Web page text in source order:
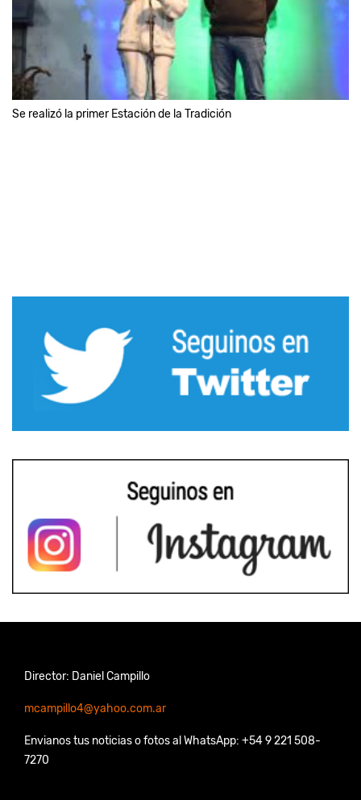
Se realizó la primer Estación de la Tradición
Director: Daniel Campillo
mcampillo4@yahoo.com.ar
Envianos tus noticias o fotos al WhatsApp: +54 9 221 508-
7270